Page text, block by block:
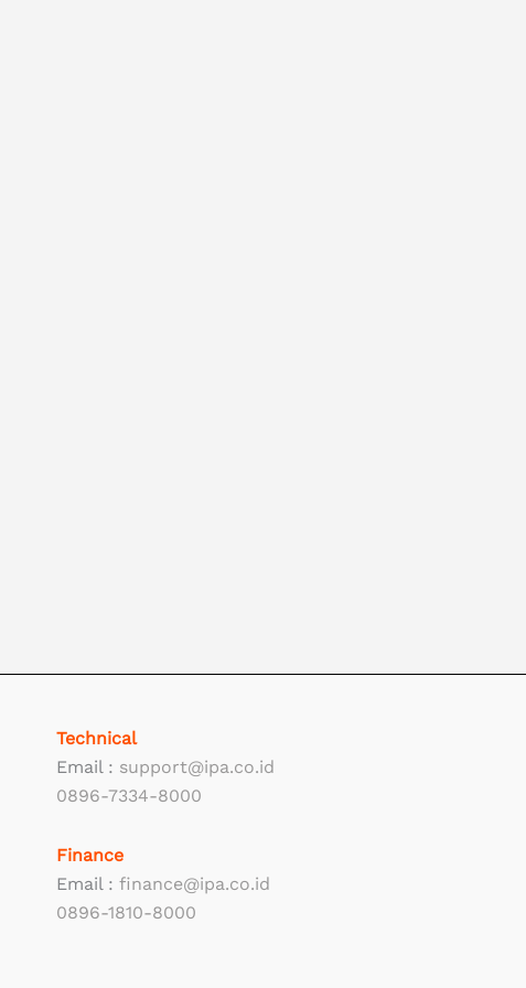
Technical
Email : support@ipa.co.id
0896-7334-8000
Finance
Email : finance@ipa.co.id
0896-1810-8000